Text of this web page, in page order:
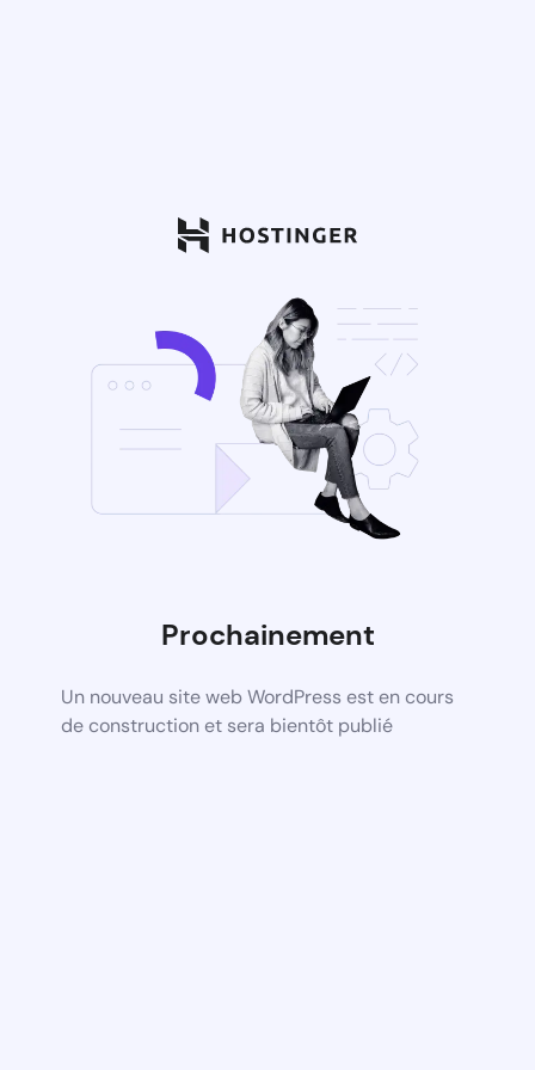
Prochainement
Un nouveau site web WordPress est en cours
de construction et sera bientôt publié